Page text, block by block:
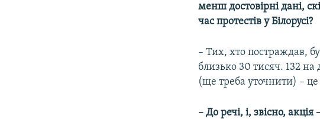
менш достовірні дані,
час протестів у Білорусі?
– Тих, хто постраждав,
близько 30 тисяч. 132
(ще треба уточнити) – це
– До речі, і, звісно,